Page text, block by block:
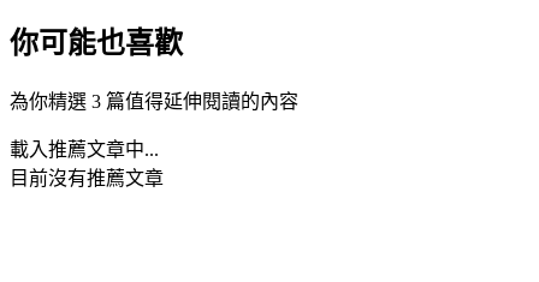
你可能也喜歡
為你精選 3 篇值得延伸閱讀的內容
載入推薦文章中...
目前沒有推薦文章